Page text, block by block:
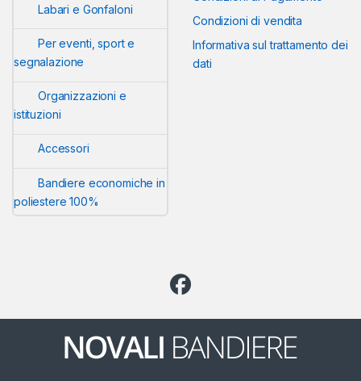
Labari e Gonfaloni
Per eventi, sport e
segnalazione
Organizzazioni e
istituzioni
Accessori
Bandiere economiche in
poliestere 100%
Condizioni di vendita
Informativa sul trattamento dei
dati